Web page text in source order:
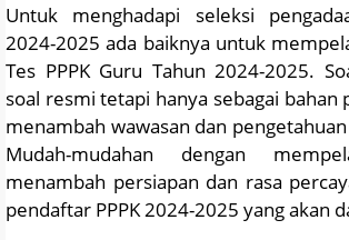
Untuk menghadapi seleksi
2024-2025 ada baiknya untuk
Tes PPPK Guru Tahun 2024-2025.
soal resmi tetapi hanya sebagai bahan
menambah wawasan dan
Mudah-mudahan dengan
menambah persiapan dan rasa
pendaftar PPPK 2024-2025 yang akan